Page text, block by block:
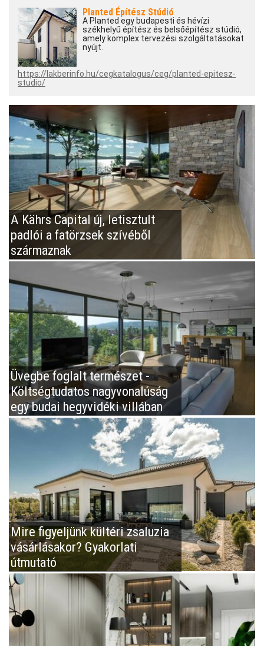
Planted Építész Stúdió
A Planted egy budapesti és hévízi
székhelyű építész és belsőépítész stúdió,
amely komplex tervezési szolgáltatásokat
nyújt.
https://lakberinfo.hu/cegkatalogus/ceg/planted-epitesz-
studio/
A Kährs Capital új, letisztult
padlói a fatörzsek szívéből
származnak
Üvegbe foglalt természet -
Költségtudatos nagyvonalúság
egy budai hegyvidéki villában
Mire figyeljünk kültéri zsaluzia
vásárlásakor? Gyakorlati
útmutató